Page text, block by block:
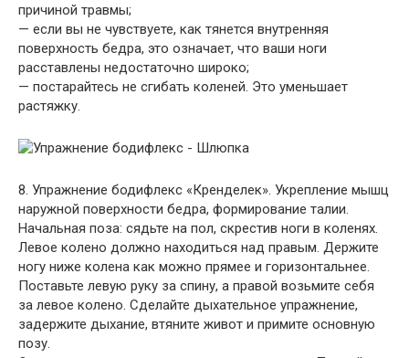
причиной травмы;
— если вы не чувствуете, как тянется внутренняя
поверхность бедра, это означает, что ваши ноги
расставлены недостаточно широко;
— постарайтесь не сгибать коленей. Это уменьшает
растяжку.
8. Упражнение бодифлекс «Кренделек». Укрепление мышц
наружной поверхности бедра, формирование талии.
Начальная поза: сядьте на пол, скрестив ноги в коленях.
Левое колено должно находиться над правым. Держите
ногу ниже колена как можно прямее и горизонтальнее.
Поставьте левую руку за спину, а правой возьмите себя
за левое колено. Сделайте дыхательное упражнение,
задержите дыхание, втяните живот и примите основную
позу.